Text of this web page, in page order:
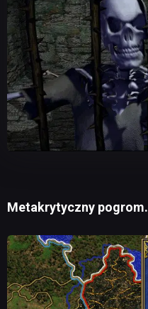
Metakrytyczny pogrom.